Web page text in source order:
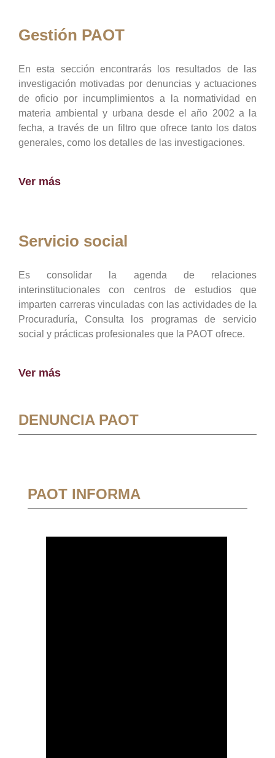
Gestión PAOT
En esta sección encontrarás los resultados de las
investigación motivadas por denuncias y actuaciones
de oficio por incumplimientos a la normatividad en
materia ambiental y urbana desde el año 2002 a la
fecha, a través de un filtro que ofrece tanto los datos
generales, como los detalles de las investigaciones.
Ver más
Servicio social
Es consolidar la agenda de relaciones
interinstitucionales con centros de estudios que
imparten carreras vinculadas con las actividades de la
Procuraduría, Consulta los programas de servicio
social y prácticas profesionales que la PAOT ofrece.
Ver más
DENUNCIA PAOT
PAOT INFORMA